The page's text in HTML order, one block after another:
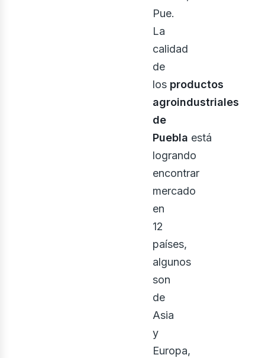
Pue.
La
calidad
de
los productos
agroindustriales
de
Puebla está
logrando
encontrar
mercado
en
12
países,
algunos
son
de
Asia
y
Europa,